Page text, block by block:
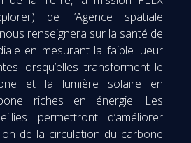
de l’Agence spatiale
renseignera sur la santé de
en mesurant la faible lueur
lorsqu’elles transforment le
et la lumière solaire en
riches en énergie. Les
permettront d’améliorer
de la circulation du carbone